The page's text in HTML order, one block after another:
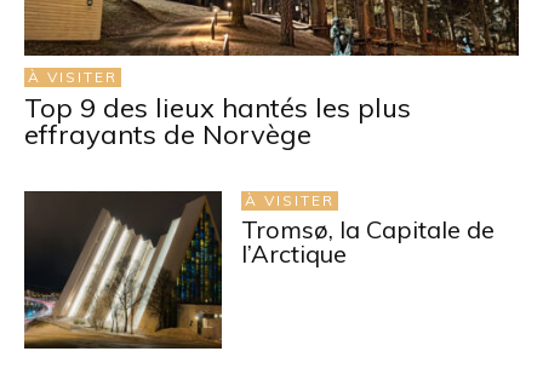
À VISITER
Top 9 des lieux hantés les plus
effrayants de Norvège
À VISITER
Tromsø, la Capitale de
l’Arctique